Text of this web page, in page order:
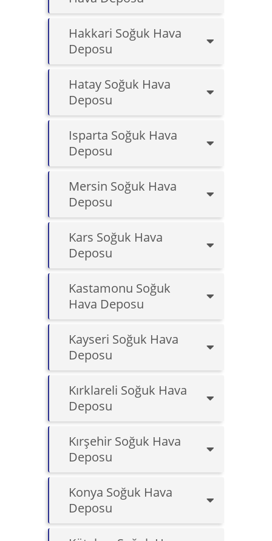
Hakkari Soğuk Hava
Deposu
Hatay Soğuk Hava
Deposu
Isparta Soğuk Hava
Deposu
Mersin Soğuk Hava
Deposu
Kars Soğuk Hava
Deposu
Kastamonu Soğuk
Hava Deposu
Kayseri Soğuk Hava
Deposu
Kırklareli Soğuk Hava
Deposu
Kırşehir Soğuk Hava
Deposu
Konya Soğuk Hava
Deposu